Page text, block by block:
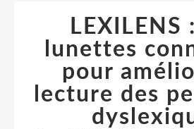
LEXILENS
lunettes
pour
lecture des